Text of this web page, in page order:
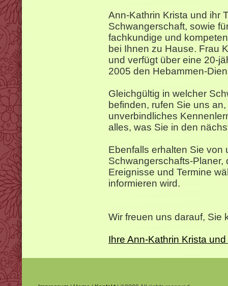
Ann-Kathrin Krista und ihr
Schwangerschaft, sowie
fachkundige und
bei Ihnen zu Hause. Frau
und verfügt über eine 20-
2005 den Hebammen-
Gleichgültig in welcher
befinden, rufen Sie uns
unverbindliches
alles, was Sie in den
Ebenfalls erhalten Sie von
Schwangerschafts-Planer,
Ereignisse und Termine
informieren wird.
Wir freuen uns darauf, Sie
Ihre Ann-Kathrin Krista